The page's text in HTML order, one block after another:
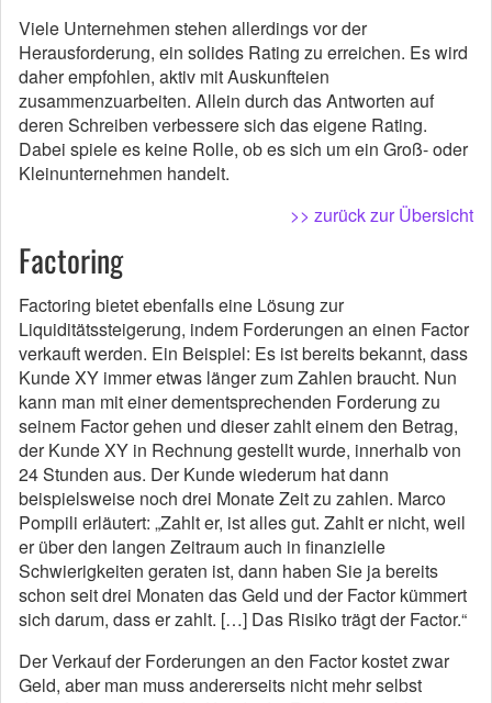
Viele Unternehmen stehen allerdings vor der
Herausforderung, ein solides Rating zu erreichen. Es wird
daher empfohlen, aktiv mit Auskunfteien
zusammenzuarbeiten. Allein durch das Antworten auf
deren Schreiben verbessere sich das eigene Rating.
Dabei spiele es keine Rolle, ob es sich um ein Groß- oder
Kleinunternehmen handelt.
>> zurück zur Übersicht
Factoring
Factoring bietet ebenfalls eine Lösung zur
Liquiditätssteigerung, indem Forderungen an einen Factor
verkauft werden. Ein Beispiel: Es ist bereits bekannt, dass
Kunde XY immer etwas länger zum Zahlen braucht. Nun
kann man mit einer dementsprechenden Forderung zu
seinem Factor gehen und dieser zahlt einem den Betrag,
der Kunde XY in Rechnung gestellt wurde, innerhalb von
24 Stunden aus. Der Kunde wiederum hat dann
beispielsweise noch drei Monate Zeit zu zahlen. Marco
Pompili erläutert: „Zahlt er, ist alles gut. Zahlt er nicht, weil
er über den langen Zeitraum auch in finanzielle
Schwierigkeiten geraten ist, dann haben Sie ja bereits
schon seit drei Monaten das Geld und der Factor kümmert
sich darum, dass er zahlt. […] Das Risiko trägt der Factor.“
Der Verkauf der Forderungen an den Factor kostet zwar
Geld, aber man muss andererseits nicht mehr selbst